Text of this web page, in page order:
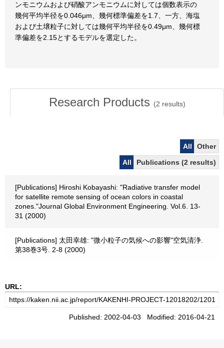
ンモニウムおよび硝酸アンモニウムに対しては個数表示の
幾何平均半径を0.046μm、幾何標準偏差を1.7、一方、海塩
および土壌粒子に対しては幾何平均半径を0.49μm、幾何標
準偏差を2.15とするモデルを選定した。
Research Products (2 results)
All
Other
All
Publications (2 results)
[Publications] Hiroshi Kobayashi: "Radiative transfer model
for satellite remote sensing of ocean colors in coastal
zones."Journal Global Environment Engineering. Vol.6. 13-
31 (2000)
[Publications] 太田幸雄: "微小粒子の気候への影響"空気清浄.
第38巻3号. 2-8 (2000)
URL:
Published: 2002-04-03 Modified: 2016-04-21